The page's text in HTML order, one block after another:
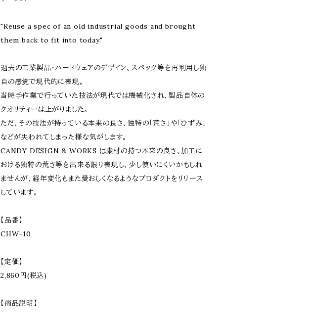
"Reuse a spec of an old industrial goods and brought
them back to fit into today."
過去の工業製品・ハードウェアのデザイン、スペック等を再利用し独
自の感覚で現代的に表現。
当時手作業で行っていた技法が現代では機械化され、製品自体の
クオリティーは上がりました。
ただ、その技法が持っている本来の良さ、独特の「荒さ」や「ひずみ」
などが失われてしまった様な気がします。
CANDY DESIGN & WORKS は素材の持つ本来の良さ、加工に
おける独特の荒さ等を出来る限り表現し、少し使いにくいかもしれ
ませんが、経年変化もまた愛おしくなるようなプロダクトをリリース
しています。
【品番】
CHW-10
【定価】
2,860円(税込)
【商品説明】